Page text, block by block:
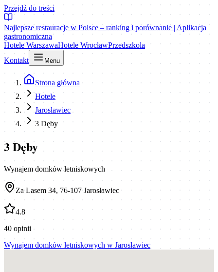
Przejdź do treści
Najlepsze restauracje w Polsce – ranking i porównanie | Aplikacja
gastronomiczna
Hotele WarszawaHotele WrocławPrzedszkola
Kontakt
Menu
Strona główna
Hotele
Jarosławiec
3 Dęby
3 Dęby
Wynajem domków letniskowych
Za Lasem 34, 76-107 Jarosławiec
4.8
40 opinii
Wynajem domków letniskowych w Jarosławiec